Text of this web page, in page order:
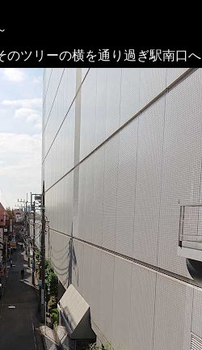
のツリーの横を通り過ぎ駅南口へ